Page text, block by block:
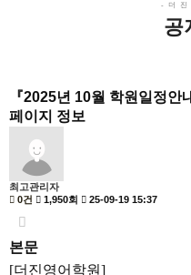
공
『2025년 10월 학원일정안
페이지 정보
최고관리자
0건
1,950회 25-09-19 15:37
본문
[더진영어학원]